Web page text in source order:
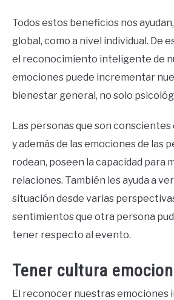
Todos estos beneficios nos
global, como a nivel individual. De
el reconocimiento inteligente de
emociones puede incrementar
bienestar general, no solo
Las personas que son conscientes
y además de las emociones de las
rodean, poseen la capacidad para
relaciones. También les ayuda a
situación desde varias
sentimientos que otra persona
tener respecto al evento.
Tener cultura
El reconocer nuestras emociones